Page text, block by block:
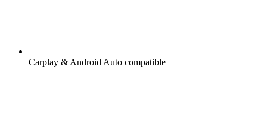
Carplay & Android Auto compatible